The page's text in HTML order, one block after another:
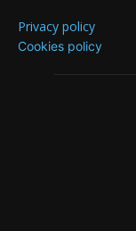
Privacy policy
Cookies policy